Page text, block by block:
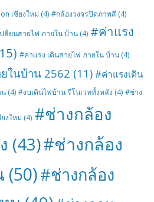
เชียงใหม่ (4) #กล้องวงจรปิดภาพสี (4)
ลี่ยนสายไฟ ภายใน บ้าน (4) #ค่าแรง
#ค่าแรง เดินสายไฟ ภายใน บ้าน (4)
ในบ้าน 2562 (11) #ค่าแรงเดิน
น (4) #งบเดินไฟบ้าน รีโนเวททั้งหลัง (4) #ช่าง
งใหม่ (4) #ช่างกล้อง
(43)#ช่างกล้อง
(50)#ช่างกล้อง